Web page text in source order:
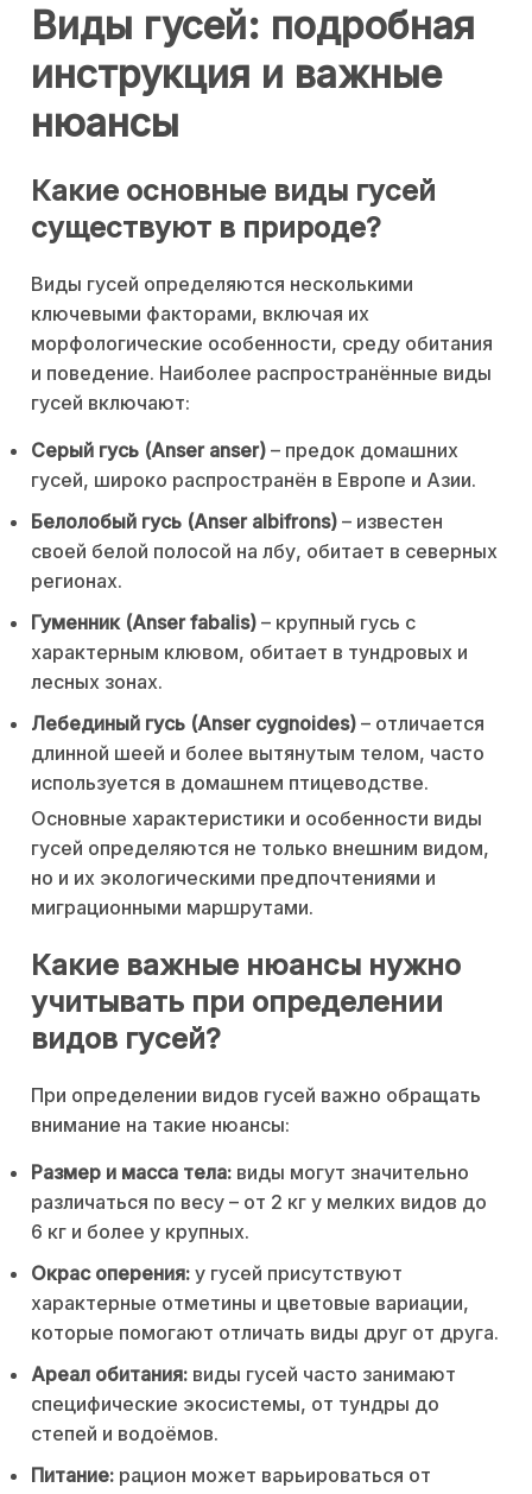
Виды гусей: подробная
инструкция и важные
нюансы
Какие основные виды гусей
существуют в природе?
Виды гусей определяются несколькими
ключевыми факторами, включая их
морфологические особенности, среду обитания
и поведение. Наиболее распространённые виды
гусей включают:
Серый гусь (Anser anser) – предок домашних
гусей, широко распространён в Европе и Азии.
Белолобый гусь (Anser albifrons) – известен
своей белой полосой на лбу, обитает в северных
регионах.
Гуменник (Anser fabalis) – крупный гусь с
характерным клювом, обитает в тундровых и
лесных зонах.
Лебединый гусь (Anser cygnoides) – отличается
длинной шеей и более вытянутым телом, часто
используется в домашнем птицеводстве.
Основные характеристики и особенности виды
гусей определяются не только внешним видом,
но и их экологическими предпочтениями и
миграционными маршрутами.
Какие важные нюансы нужно
учитывать при определении
видов гусей?
При определении видов гусей важно обращать
внимание на такие нюансы:
Размер и масса тела: виды могут значительно
различаться по весу – от 2 кг у мелких видов до
6 кг и более у крупных.
Окрас оперения: у гусей присутствуют
характерные отметины и цветовые вариации,
которые помогают отличать виды друг от друга.
Ареал обитания: виды гусей часто занимают
специфические экосистемы, от тундры до
степей и водоёмов.
Питание: рацион может варьироваться от